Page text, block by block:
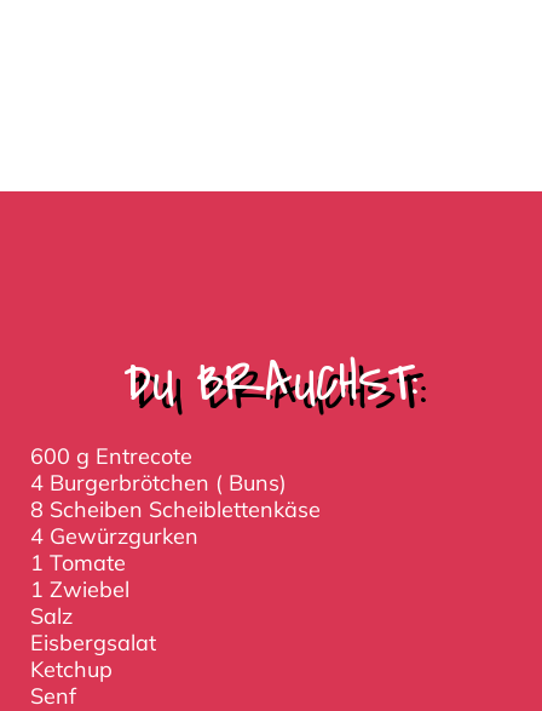
DU BRAUCHST:
600 g Entrecote
4 Burgerbrötchen ( Buns)
8 Scheiben Scheiblettenkäse
4 Gewürzgurken
1 Tomate
1 Zwiebel
Salz
Eisbergsalat
Ketchup
Senf